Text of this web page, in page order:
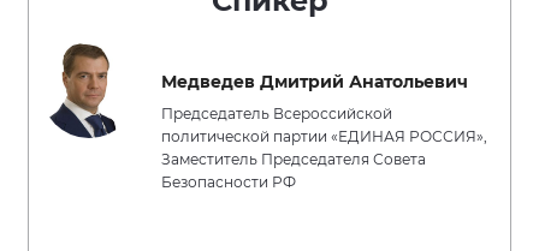
Медведев Дмитрий Анатольевич
Председатель Всероссийской
политической партии «ЕДИНАЯ РОССИЯ»,
Заместитель Председателя Совета
Безопасности РФ